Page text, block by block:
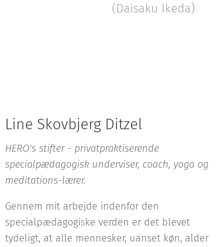
(Daisaku Ikeda)
Line Skovbjerg Ditzel
HERO's stifter - privatpraktiserende
specialpædagogisk underviser, coach, yoga og
meditations-lærer.
Gennem mit arbejde indenfor den
specialpædagogiske verden er det blevet
tydeligt, at alle mennesker, uanset køn, alder